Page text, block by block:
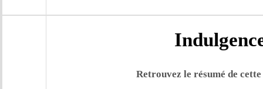
Retrouvez le résumé de